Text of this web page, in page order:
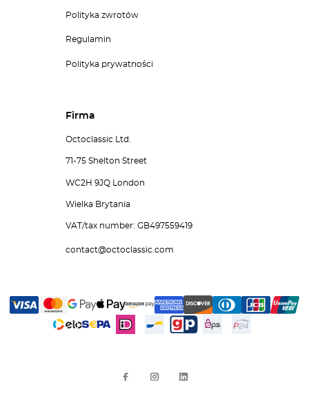
Polityka zwrotów
Regulamin
Polityka prywatności
Firma
Octoclassic Ltd.
71-75 Shelton Street
WC2H 9JQ London
Wielka Brytania
VAT/tax number: GB497559419
contact@octoclassic.com